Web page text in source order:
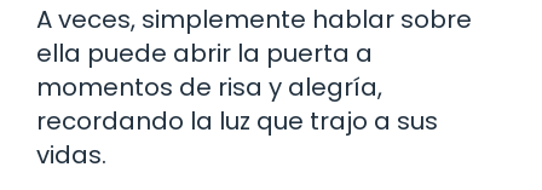
A veces, simplemente hablar sobre
ella puede abrir la puerta a
momentos de risa y alegría,
recordando la luz que trajo a sus
vidas.